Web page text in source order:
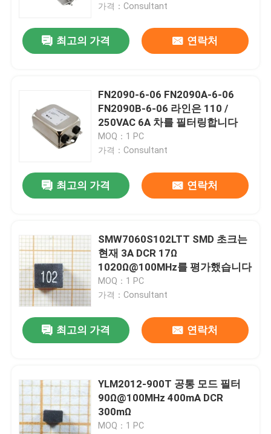
가격：Consultant
최고의 가격 연락처
FN2090-6-06 FN2090A-6-06
FN2090B-6-06 라인은 110 /
250VAC 6A 차를 필터링합니다
MOQ：1 PC
가격：Consultant
최고의 가격 연락처
SMW7060S102LTT SMD 초크는
현재 3A DCR 17Ω
1020Ω@100MHz를 평가했습니다
MOQ：1 PC
가격：Consultant
최고의 가격 연락처
YLM2012-900T 공통 모드 필터
90Ω@100MHz 400mA DCR
300mΩ
MOQ：1 PC